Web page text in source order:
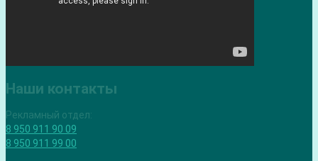
Наши контакты
Рекламный отдел:
8 950 911 90 09
8 950 911 99 00